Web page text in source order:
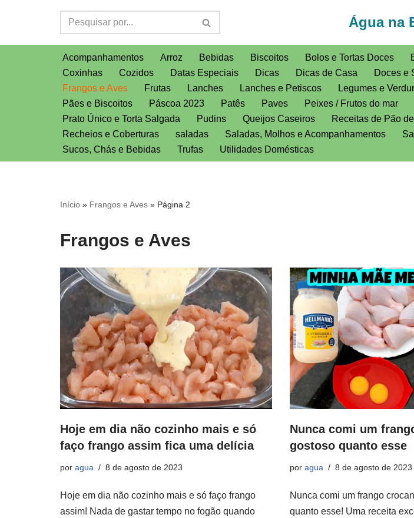
Água na
Acompanhamentos Arroz Bebidas Biscoitos Bolos e Tortas Doces
Coxinhas
Cozidos Datas Especiais Dicas Dicas de Casa Doces e
Frangos e Aves
Frutas Lanches Lanches e Petiscos Legumes e
Pães e Biscoitos
Páscoa 2023 Patês Paves Peixes / Frutos do mar
Prato Único e Torta Salgada
Pudins Queijos Caseiros Receitas de Pão
Recheios e Coberturas
saladas Saladas, Molhos e Acompanhamentos
Sucos, Chás e Bebidas
Trufas Utilidades Domésticas
Início » Frangos e Aves » Página 2
Frangos e Aves
Hoje em dia não cozinho mais e só
faço frango assim fica uma delícia
por agua 8 de agosto de 2023
Hoje em dia não cozinho mais e só faço frango
assim! Nada de gastar tempo no fogão quando
Nunca comi um
gostoso quanto esse
por agua 8 de agosto de 2023
Nunca comi um frango
quanto esse! Uma receita